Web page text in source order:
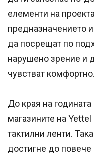
елементи на
предназначението
да посрещат по
нарушено зрение и
чувстват комфортно.
До края на
магазините на
тактилни ленти.
достигне до